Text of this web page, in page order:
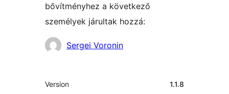
bővítményhez a következő
személyek járultak hozzá:
Közreműködők
Sergei Voronin
Meta
Version 1.1.8